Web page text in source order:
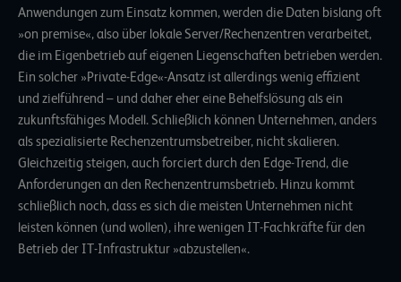
Anwendungen zum Einsatz kommen, werden die Daten bislang oft
»on premise«, also über lokale Server/Rechenzentren verarbeitet,
die im Eigenbetrieb auf eigenen Liegenschaften betrieben werden.
Ein solcher »Private-Edge«-Ansatz ist allerdings wenig effizient
und zielführend – und daher eher eine Behelfslösung als ein
zukunftsfähiges Modell. Schließlich können Unternehmen, anders
als spezialisierte Rechenzentrumsbetreiber, nicht skalieren.
Gleichzeitig steigen, auch forciert durch den Edge-Trend, die
Anforderungen an den Rechenzentrumsbetrieb. Hinzu kommt
schließlich noch, dass es sich die meisten Unternehmen nicht
leisten können (und wollen), ihre wenigen IT-Fachkräfte für den
Betrieb der IT-Infrastruktur »abzustellen«.